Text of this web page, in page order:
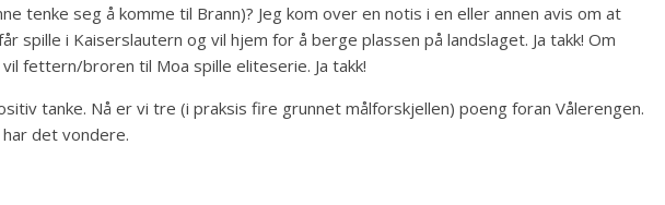
tenke seg å komme til Brann)? Jeg kom over en notis i en eller annen avis om at
spille i Kaiserslautern og vil hjem for å berge plassen på landslaget. Ja takk! Om
fettern/broren til Moa spille eliteserie. Ja takk!
tanke. Nå er vi tre (i praksis fire grunnet målforskjellen) poeng foran Vålerengen.
det vondere.